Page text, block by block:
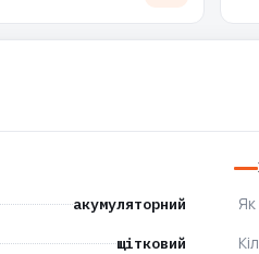
акумуляторний
щітковий